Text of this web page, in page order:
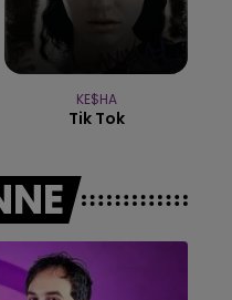
KE$HA
Tik Tok